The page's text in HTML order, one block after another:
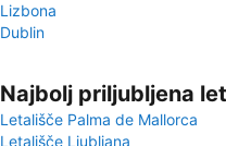
Lizbona
Dublin
Najbolj priljubljena
Letališče Palma de Mallorca
Letališče Ljubljana